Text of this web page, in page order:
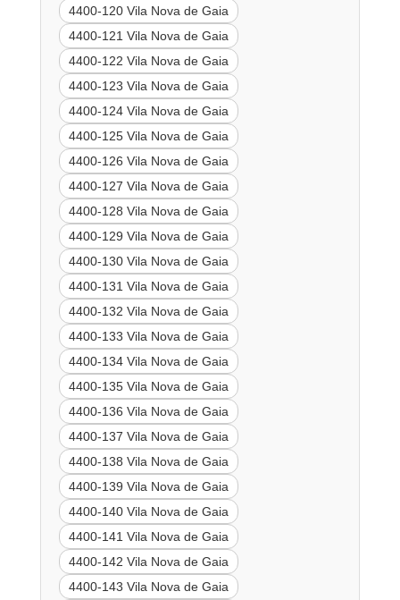
4400-120 Vila Nova de Gaia
4400-121 Vila Nova de Gaia
4400-122 Vila Nova de Gaia
4400-123 Vila Nova de Gaia
4400-124 Vila Nova de Gaia
4400-125 Vila Nova de Gaia
4400-126 Vila Nova de Gaia
4400-127 Vila Nova de Gaia
4400-128 Vila Nova de Gaia
4400-129 Vila Nova de Gaia
4400-130 Vila Nova de Gaia
4400-131 Vila Nova de Gaia
4400-132 Vila Nova de Gaia
4400-133 Vila Nova de Gaia
4400-134 Vila Nova de Gaia
4400-135 Vila Nova de Gaia
4400-136 Vila Nova de Gaia
4400-137 Vila Nova de Gaia
4400-138 Vila Nova de Gaia
4400-139 Vila Nova de Gaia
4400-140 Vila Nova de Gaia
4400-141 Vila Nova de Gaia
4400-142 Vila Nova de Gaia
4400-143 Vila Nova de Gaia